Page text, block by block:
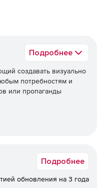
Подробнее
создавать визуально
потребностям и
или пропаганды
Подробнее
обновления на 3 года